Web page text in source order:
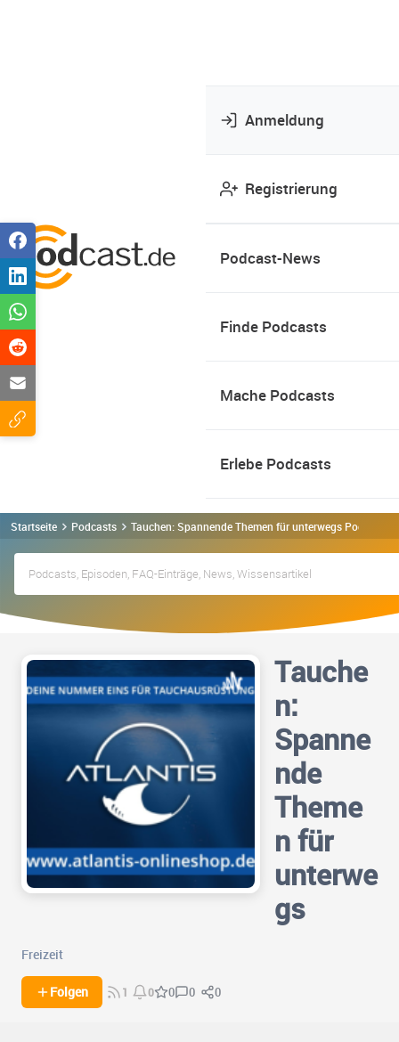
Anmeldung
Registrierung
Podcast-News
Finde Podcasts
Mache Podcasts
Erlebe Podcasts
Startseite Podcasts Tauchen: Spannende Themen für unterwegs Podcast
Tauche
n:
Spanne
nde
Theme
n für
unterwe
gs
Freizeit
Folgen 1 0 0 0 0